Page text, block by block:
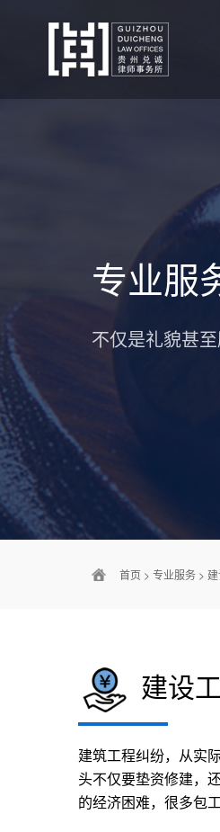
专业服
不仅是礼貌甚
首页 > 专业服务 >
建设
建筑工程纠纷，从实
头不仅要垫资修建，
的经济困难，很多包